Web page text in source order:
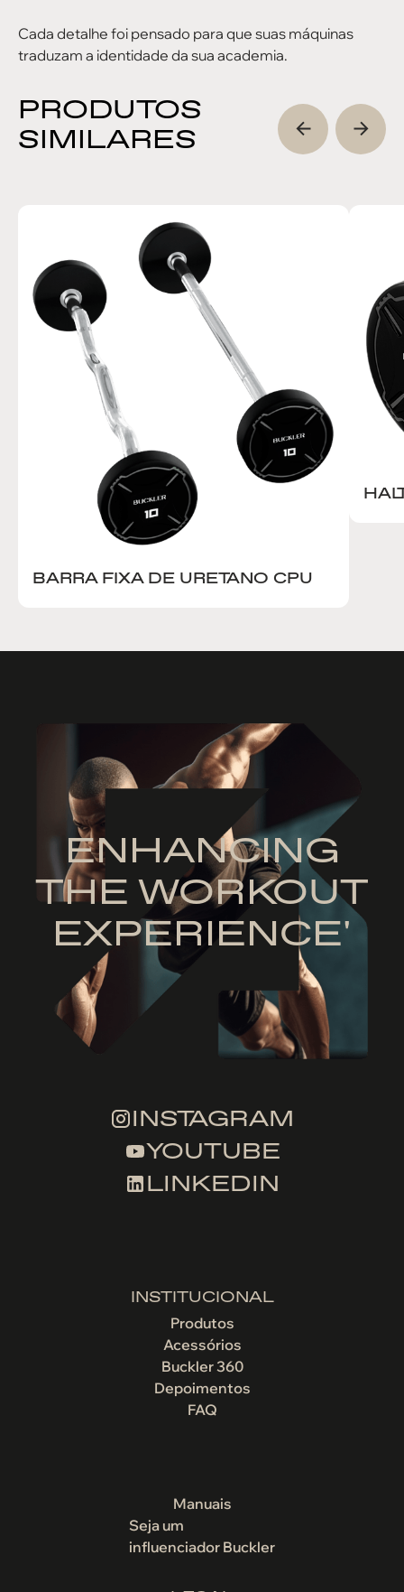
Cada detalhe foi pensado para que suas máquinas
traduzam a identidade da sua academia.
PRODUTOS
SIMILARES
BARRA FIXA DE URETANO CPU
INSTAGRAM
YOUTUBE
LINKEDIN
ENHANCING
THE WORKOUT
EXPERIENCE'
INSTITUCIONAL
Produtos
Acessórios
Buckler 360
Depoimentos
FAQ
Manuais
Seja um
influenciador Buckler